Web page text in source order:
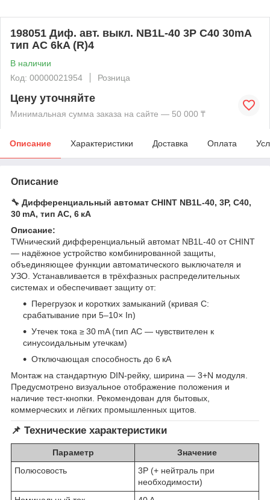
198051 Диф. авт. выкл. NB1L-40 3P C40 30mA
тип AC 6kA (R)4
В наличии
Код: 00000021954
Розница
Цену уточняйте
Минимальная сумма заказа на сайте — 50 000 ₸
Описание Характеристики Доставка Оплата
Описание
🔧 Дифференциальный автомат CHINT NB1L‑40, 3P, C40,
30 mA, тип AC, 6 кА
Описание:
TWнический дифференциальный автомат NB1L‑40 от CHINT
— надёжное устройство комбинированной защиты,
объединяющее функции автоматического выключателя и
УЗО. Устанавливается в трёхфазных распределительных
системах и обеспечивает защиту от:
Перегрузок и коротких замыканий (кривая C:
срабатывание при 5–10× In)
Утечек тока ≥ 30 mA (тип AC — чувствителен к
синусоидальным утечкам)
Отключающая способность до 6 кА
Монтаж на стандартную DIN‑рейку, ширина — 3+N модуля.
Предусмотрено визуальное отображение положения и
наличие тест‑кнопки. Рекомендован для бытовых,
коммерческих и лёгких промышленных щитов.
📌 Технические характеристики
Параметр
Значение
Полюсовость
3P (+ нейтраль при
необходимости)